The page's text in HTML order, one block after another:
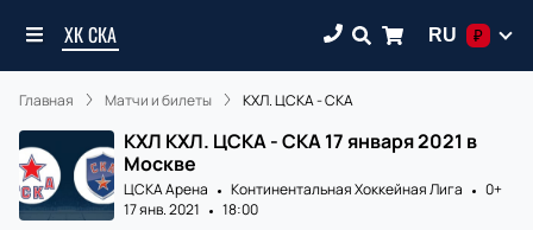
ХК СКА RU ₽
Главная Матчи и билеты КХЛ. ЦСКА - СКА
КХЛ КХЛ. ЦСКА - СКА 17 января 2021 в
Москве
ЦСКА Арена Континентальная Хоккейная Лига
0+
17 янв. 2021
18:00